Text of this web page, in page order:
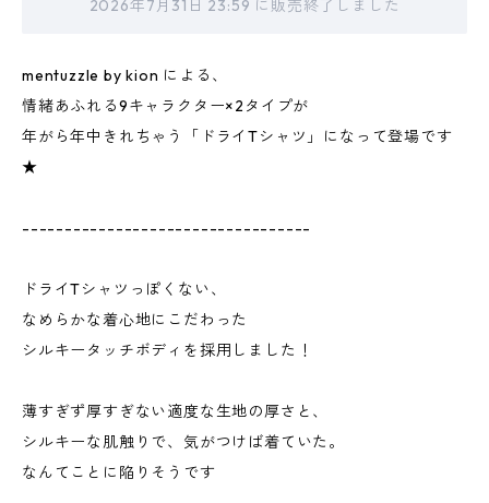
2026年7月31日 23:59 に販売終了しました
mentuzzle by kion による、
情緒あふれる9キャラクター×2タイプが
年がら年中きれちゃう「ドライTシャツ」になって登場です
★
----------------------------------
ドライTシャツっぽくない、
なめらかな着心地にこだわった
シルキータッチボディを採用しました！
薄すぎず厚すぎない適度な生地の厚さと、
シルキーな肌触りで、気がつけば着ていた。
なんてことに陥りそうです